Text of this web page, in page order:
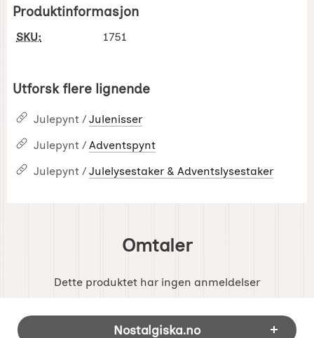
Produktinformasjon
SKU: 1751
Utforsk flere lignende
Julepynt / Julenisser
Julepynt / Adventspynt
Julepynt / Julelysestaker & Adventslysestaker
Omtaler
Dette produktet har ingen anmeldelser
Footer-innhold Blandet informasjon og
Nostalgiska.no